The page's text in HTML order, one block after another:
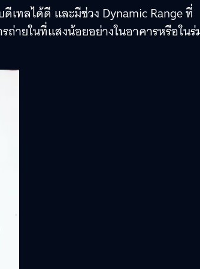
เทลได้ดี และมีช่วง Dynamic Range ที่
ถ่ายในที่แสงน้อยอย่างในอาคารหรือใน